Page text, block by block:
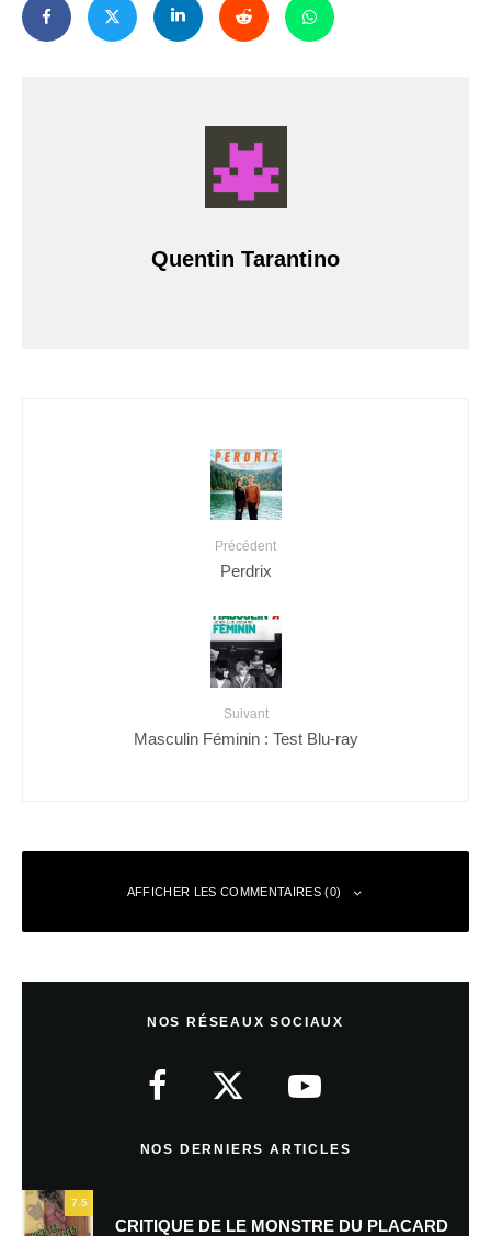
Quentin Tarantino
Précédent
Perdrix
Suivant
Masculin Féminin : Test Blu-ray
AFFICHER LES COMMENTAIRES (0)
NOS RÉSEAUX SOCIAUX
NOS DERNIERS ARTICLES
7.5
CRITIQUE DE LE MONSTRE DU PLACARD